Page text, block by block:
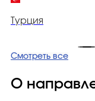
Турция
Смотреть все
О